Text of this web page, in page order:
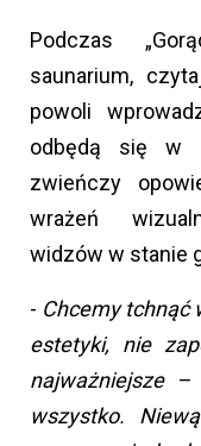
Podczas
saunarium,
powoli
odbędą się w
zwieńczy
wrażeń
widzów w stanie
- Chcemy tchnąć
estetyki, nie
najważniejsze
wszystko.